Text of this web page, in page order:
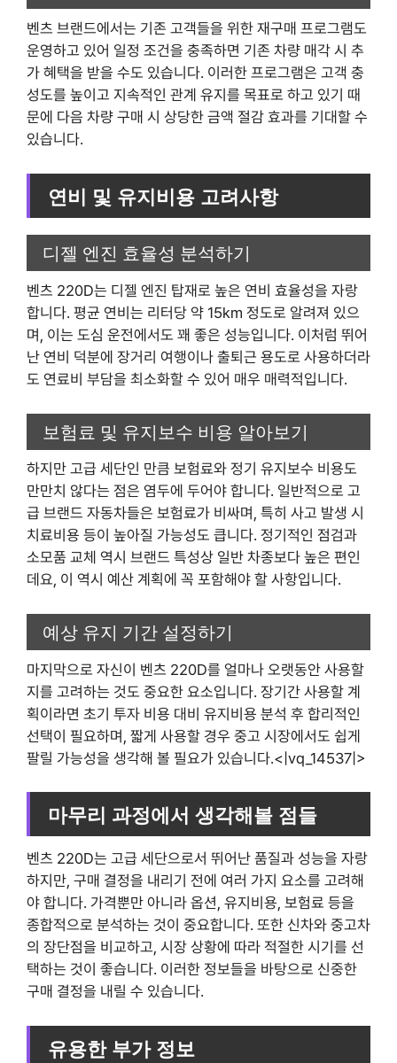
벤츠 브랜드에서는 기존 고객들을 위한 재구매 프로그램도
운영하고 있어 일정 조건을 충족하면 기존 차량 매각 시 추
가 혜택을 받을 수도 있습니다. 이러한 프로그램은 고객 충
성도를 높이고 지속적인 관계 유지를 목표로 하고 있기 때
문에 다음 차량 구매 시 상당한 금액 절감 효과를 기대할 수
있습니다.
연비 및 유지비용 고려사항
디젤 엔진 효율성 분석하기
벤츠 220D는 디젤 엔진 탑재로 높은 연비 효율성을 자랑
합니다. 평균 연비는 리터당 약 15km 정도로 알려져 있으
며, 이는 도심 운전에서도 꽤 좋은 성능입니다. 이처럼 뛰어
난 연비 덕분에 장거리 여행이나 출퇴근 용도로 사용하더라
도 연료비 부담을 최소화할 수 있어 매우 매력적입니다.
보험료 및 유지보수 비용 알아보기
하지만 고급 세단인 만큼 보험료와 정기 유지보수 비용도
만만치 않다는 점은 염두에 두어야 합니다. 일반적으로 고
급 브랜드 자동차들은 보험료가 비싸며, 특히 사고 발생 시
치료비용 등이 높아질 가능성도 큽니다. 정기적인 점검과
소모품 교체 역시 브랜드 특성상 일반 차종보다 높은 편인
데요, 이 역시 예산 계획에 꼭 포함해야 할 사항입니다.
예상 유지 기간 설정하기
마지막으로 자신이 벤츠 220D를 얼마나 오랫동안 사용할
지를 고려하는 것도 중요한 요소입니다. 장기간 사용할 계
획이라면 초기 투자 비용 대비 유지비용 분석 후 합리적인
선택이 필요하며, 짧게 사용할 경우 중고 시장에서도 쉽게
팔릴 가능성을 생각해 볼 필요가 있습니다.<|vq_14537|>
마무리 과정에서 생각해볼 점들
벤츠 220D는 고급 세단으로서 뛰어난 품질과 성능을 자랑
하지만, 구매 결정을 내리기 전에 여러 가지 요소를 고려해
야 합니다. 가격뿐만 아니라 옵션, 유지비용, 보험료 등을
종합적으로 분석하는 것이 중요합니다. 또한 신차와 중고차
의 장단점을 비교하고, 시장 상황에 따라 적절한 시기를 선
택하는 것이 좋습니다. 이러한 정보들을 바탕으로 신중한
구매 결정을 내릴 수 있습니다.
유용한 부가 정보